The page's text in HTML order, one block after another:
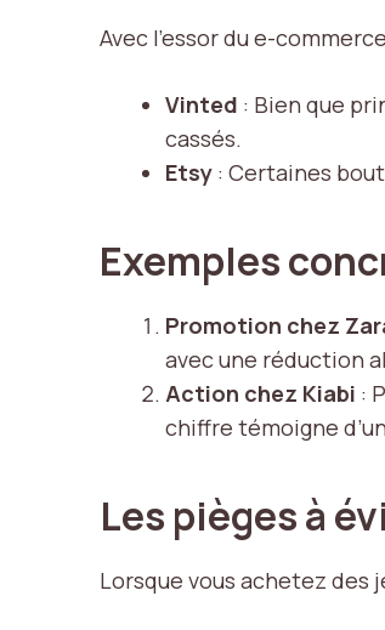
Avec l’essor du e-
Vinted : Bien que
cassés.
Etsy : Certaines
Exemples
Promotion chez
avec une réduction
Action chez Kiabi :
chiffre témoigne
Les pièges à
Lorsque vous achetez des